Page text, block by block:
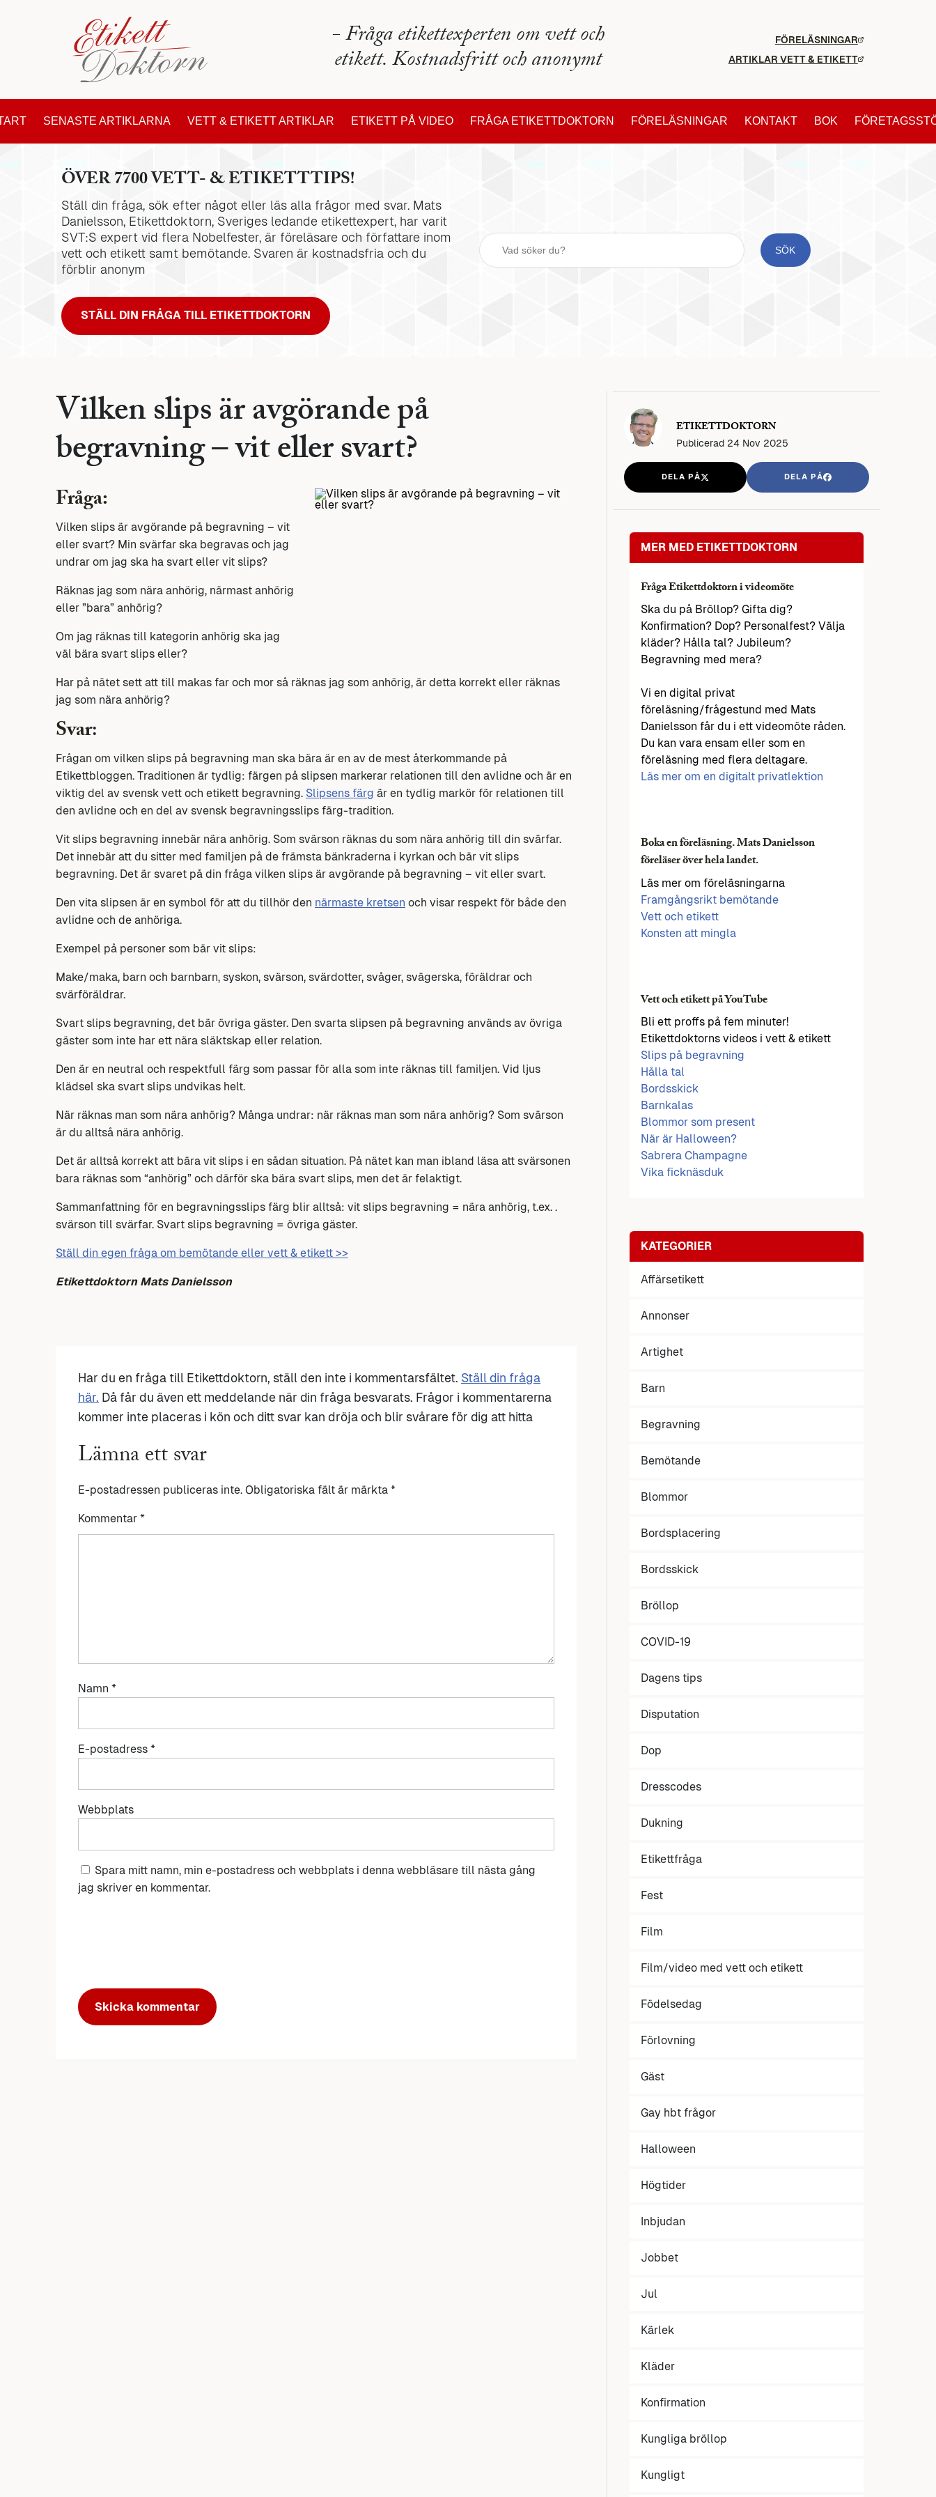
- Fråga etikettexperten om vett och
etikett. Kostnadsfritt och anonymt
FÖRELÄSNINGAR
ARTIKLAR VETT & ETIKETT
SENASTE ARTIKLARNA VETT & ETIKETT ARTIKLAR ETIKETT PÅ VIDEO FRÅGA ETIKETTDOKTORN FÖRELÄSNINGAR KONTAKT BOK
ÖVER 7700 VETT- & ETIKETTTIPS!
Ställ din fråga, sök efter något eller läs alla frågor med svar. Mats
Danielsson, Etikettdoktorn, Sveriges ledande etikettexpert, har varit
SVT:S expert vid flera Nobelfester, är föreläsare och författare inom
vett och etikett samt bemötande. Svaren är kostnadsfria och du
förblir anonym
STÄLL DIN FRÅGA TILL ETIKETTDOKTORN
Vilken slips är avgörande på
begravning – vit eller svart?
Fråga:
Vilken slips är avgörande på begravning – vit
eller svart? Min svärfar ska begravas och jag
undrar om jag ska ha svart eller vit slips?
Räknas jag som nära anhörig, närmast anhörig
eller ”bara” anhörig?
Om jag räknas till kategorin anhörig ska jag
väl bära svart slips eller?
Har på nätet sett att till makas far och mor så räknas jag som anhörig, är detta korrekt eller räknas
jag som nära anhörig?
Svar:
Frågan om vilken slips på begravning man ska bära är en av de mest återkommande på
Etikettbloggen. Traditionen är tydlig: färgen på slipsen markerar relationen till den avlidne och är en
viktig del av svensk vett och etikett begravning. Slipsens färg är en tydlig markör för relationen till
den avlidne och en del av svensk begravningsslips färg-tradition.
Vit slips begravning innebär nära anhörig. Som svärson räknas du som nära anhörig till din svärfar.
Det innebär att du sitter med familjen på de främsta bänkraderna i kyrkan och bär vit slips
begravning. Det är svaret på din fråga vilken slips är avgörande på begravning – vit eller svart.
Den vita slipsen är en symbol för att du tillhör den närmaste kretsen och visar respekt för både den
avlidne och de anhöriga.
Exempel på personer som bär vit slips:
Make/maka, barn och barnbarn, syskon, svärson, svärdotter, svåger, svägerska, föräldrar och
svärföräldrar.
Svart slips begravning, det bär övriga gäster. Den svarta slipsen på begravning används av övriga
gäster som inte har ett nära släktskap eller relation.
Den är en neutral och respektfull färg som passar för alla som inte räknas till familjen. Vid ljus
klädsel ska svart slips undvikas helt.
När räknas man som nära anhörig? Många undrar: när räknas man som nära anhörig? Som svärson
är du alltså nära anhörig.
Det är alltså korrekt att bära vit slips i en sådan situation. På nätet kan man ibland läsa att svärsonen
bara räknas som “anhörig” och därför ska bära svart slips, men det är felaktigt.
Sammanfattning för en begravningsslips färg blir alltså: vit slips begravning = nära anhörig, t.ex. .
svärson till svärfar. Svart slips begravning = övriga gäster.
Ställ din egen fråga om bemötande eller vett & etikett >>
Etikettdoktorn Mats Danielsson
Har du en fråga till Etikettdoktorn, ställ den inte i kommentarsfältet. Ställ din fråga
här. Då får du även ett meddelande när din fråga besvarats. Frågor i kommentarerna
kommer inte placeras i kön och ditt svar kan dröja och blir svårare för dig att hitta
Lämna ett svar
E-postadressen publiceras inte. Obligatoriska fält är märkta *
Kommentar *
Namn *
E-postadress *
Webbplats
Spara mitt namn, min e-postadress och webbplats i denna webbläsare till nästa gång
jag skriver en kommentar.
ETIKETTDOKTORN
Publicerad 24 Nov 2025
DELA PÅ DELA PÅ
MER MED ETIKETTDOKTORN
Fråga Etikettdoktorn i videomöte
Ska du på Bröllop? Gifta dig?
Konfirmation? Dop? Personalfest? Välja
kläder? Hålla tal? Jubileum?
Begravning med mera?
Vi en digital privat
föreläsning/frågestund med Mats
Danielsson får du i ett videomöte råden.
Du kan vara ensam eller som en
föreläsning med flera deltagare.
Läs mer om en digitalt privatlektion
Boka en föreläsning. Mats Danielsson
föreläser över hela landet.
Läs mer om föreläsningarna
Framgångsrikt bemötande
Vett och etikett
Konsten att mingla
Vett och etikett på YouTube
Bli ett proffs på fem minuter!
Etikettdoktorns videos i vett & etikett
Slips på begravning
Hålla tal
Bordsskick
Barnkalas
Blommor som present
När är Halloween?
Sabrera Champagne
Vika ficknäsduk
KATEGORIER
Affärsetikett
Annonser
Artighet
Barn
Begravning
Bemötande
Blommor
Bordsplacering
Bordsskick
Bröllop
COVID-19
Dagens tips
Disputation
Dop
Dresscodes
Dukning
Etikettfråga
Fest
Film
Film/video med vett och etikett
Födelsedag
Förlovning
Gäst
Gay hbt frågor
Halloween
Högtider
Inbjudan
Jobbet
Jul
Kärlek
Kläder
Konfirmation
Kungliga bröllop
Kungligt